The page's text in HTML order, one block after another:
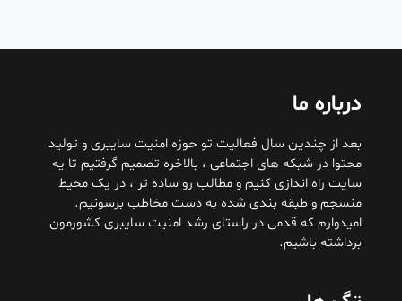
درباره ما
بعد از چندین سال فعالیت تو حوزه امنیت سایبری و تولید
محتوا در شبکه های اجتماعی ، بالاخره تصمیم گرفتیم تا یه
سایت راه اندازی کنیم و مطالب رو ساده تر ، در یک محیط
منسجم و طبقه بندی شده به دست مخاطب برسونیم.
امیدوارم که قدمی در راستای رشد امنیت سایبری کشورمون
برداشته باشیم.